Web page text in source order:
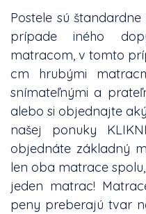
Postele sú
prípade iného
matracom, v tomto
cm hrubými
snímateľnými a
alebo si objednajte
našej ponuky
objednáte základný
len oba matrace
jeden matrac!
peny preberajú tvar